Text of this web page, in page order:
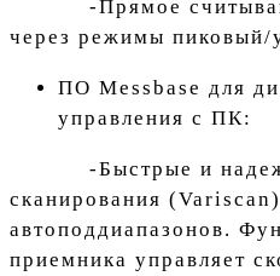
-Прямое
через режимы пиковый/
ПО Messbase для
управления с ПК:
-Быстрые и
сканирования
автоподдиапазонов.
приемника управляет